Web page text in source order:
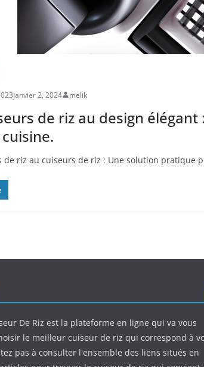
janvier 2, 2024 melik
de riz au design
de riz au cuiseurs de riz : Une solution pratique
De Riz est la plateforme en ligne qui va vous
le meilleur cuiseur de riz qui correspond à
pas à consulter l'ensemble des liens situés en